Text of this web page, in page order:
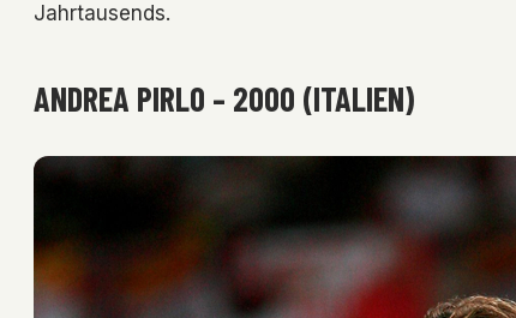
Jahrtausends.
ANDREA PIRLO – 2000 (ITALIEN)